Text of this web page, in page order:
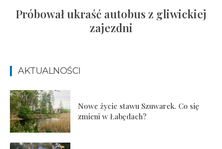
Próbował ukraść autobus z gliwickiej
zajezdni
AKTUALNOŚCI
Nowe życie stawu Szuwarek. Co się
zmieni w Łabędach?